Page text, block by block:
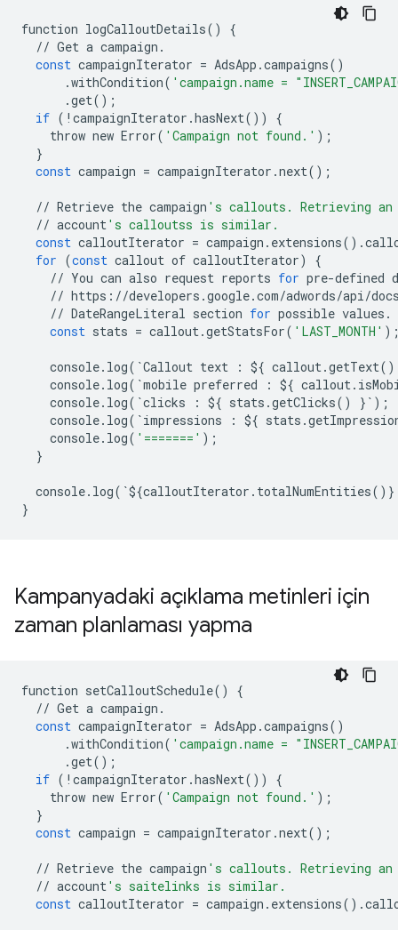
function logCalloutDetails()
{
// Get a campaign .
const campaignIterator = AdsApp .campaigns()
.withCondition( 'campaign.name =
.get();
if ( ! campaignIterator .hasNext())
{
throw new Error( 'Campaign not found.' );
}
const campaign = campaignIterator .next();
// Retrieve the campaign 's callouts. Retrieving an
// account's calloutss is similar.
const calloutIterator = campaign . extensions() .
for (const callout of calloutIterator)
{
// You can also request reports for pre-defined
// https : //developers .google.com/adwords/api/
// DateRangeLiteral section for possible values .
const stats = callout.getStatsFor( 'LAST_MONTH'
console. log( `Callout text : ${ callout.getText()
console. log( `mobile preferred : ${ callout.
console. log( `clicks : ${ stats .getClicks() } ` );
console. log( `impressions : ${ stats .
console. log( '=======' );
}
console. log( `${calloutIterator . totalNumEntities()}
}
Kampanyadaki açıklama metinleri için
zaman planlaması yapma
function setCalloutSchedule()
{
// Get a campaign .
const campaignIterator = AdsApp .campaigns()
.withCondition( 'campaign.name =
.get();
if ( ! campaignIterator .hasNext())
{
throw new Error( 'Campaign not found.' );
}
const campaign = campaignIterator .next();
// Retrieve the campaign 's callouts. Retrieving an
// account's saitelinks is similar.
const calloutIterator = campaign . extensions() .